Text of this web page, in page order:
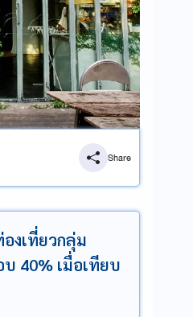
Share
งเที่ยวกลุ่ม
40% เมื่อเทียบ